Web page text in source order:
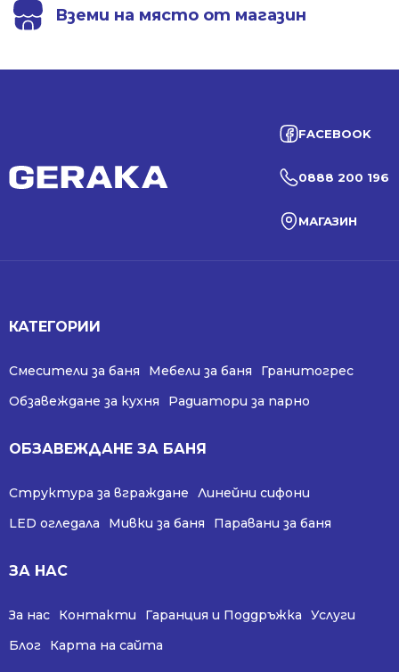
Вземи на място от магазин
FACEBOOK
0888 200 196
МАГАЗИН
КАТЕГОРИИ
Смесители за баня Мебели за баня
Гранитогрес
Обзавеждане за кухня
Радиатори за парно
ОБЗАВЕЖДАНЕ ЗА БАНЯ
Структура за вграждане
Линейни сифони
LED огледала
Мивки за баня Паравани за баня
ЗА НАС
За нас Контакти Гаранция и Поддръжка
Услуги
Блог
Карта на сайта